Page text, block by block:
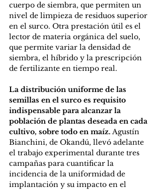
cuerpo de siembra, que permiten un
nivel de limpieza de residuos superior
en el surco. Otra prestación útil es el
lector de materia orgánica del suelo,
que permite variar la densidad de
siembra, el híbrido y la prescripción
de fertilizante en tiempo real.
La distribución uniforme de las
semillas en el surco es requisito
indispensable para alcanzar la
población de plantas deseada en cada
cultivo, sobre todo en maíz. Agustín
Bianchini, de Okandú, llevó adelante
el trabajo experimental durante tres
campañas para cuantificar la
incidencia de la uniformidad de
implantación y su impacto en el